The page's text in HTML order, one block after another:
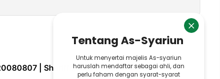
| Shariffah binti Shariff